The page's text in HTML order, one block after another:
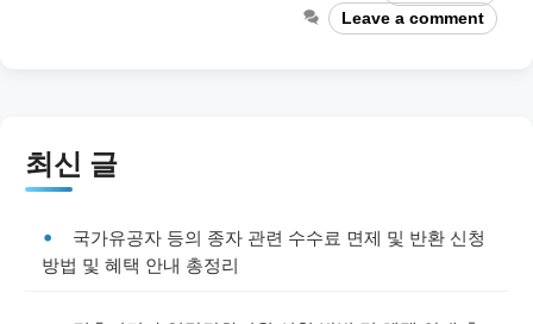
Leave a comment
최신 글
국가유공자 등의 종자 관련 수수료 면제 및 반환 신청
방법 및 혜택 안내 총정리